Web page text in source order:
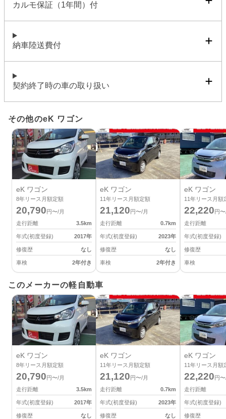
カルモ保証（1年間）付
納車陸送費付
契約終了時の車の取り扱い
その他のeK ワゴン
eK ワゴン
8年リース月額定額
20,790円〜/月
走行距離
3.5km
年式(初度登録) 2017年
修復歴 なし
車検 2年付き
eK ワゴン
11年リース月額定額
21,120円〜/月
走行距離
0.7km
年式(初度登録) 2023年
修復歴 なし
車検 2年付き
eK ワゴン
11年リース月額
22,220円
走行距離
年式(初度登録)
修復歴
車検
このメーカーの軽自動車
eK ワゴン
8年リース月額定額
20,790円〜/月
走行距離
3.5km
年式(初度登録) 2017年
修復歴 なし
eK ワゴン
11年リース月額定額
21,120円〜/月
走行距離
0.7km
年式(初度登録) 2023年
修復歴 なし
eK ワゴン
11年リース月額
22,220円
走行距離
年式(初度登録)
修復歴